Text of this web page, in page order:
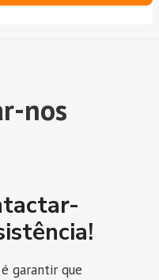
nos
garantir que